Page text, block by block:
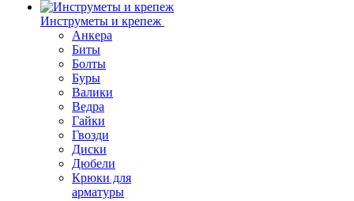
Инструметы и крепеж
Анкера
Биты
Болты
Буры
Валики
Ведра
Гайки
Гвозди
Диски
Дюбели
Крюки для
арматуры